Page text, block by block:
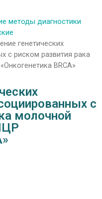
методы диагностики
генетических
с риском развития рака
BRCA»
с
молочной